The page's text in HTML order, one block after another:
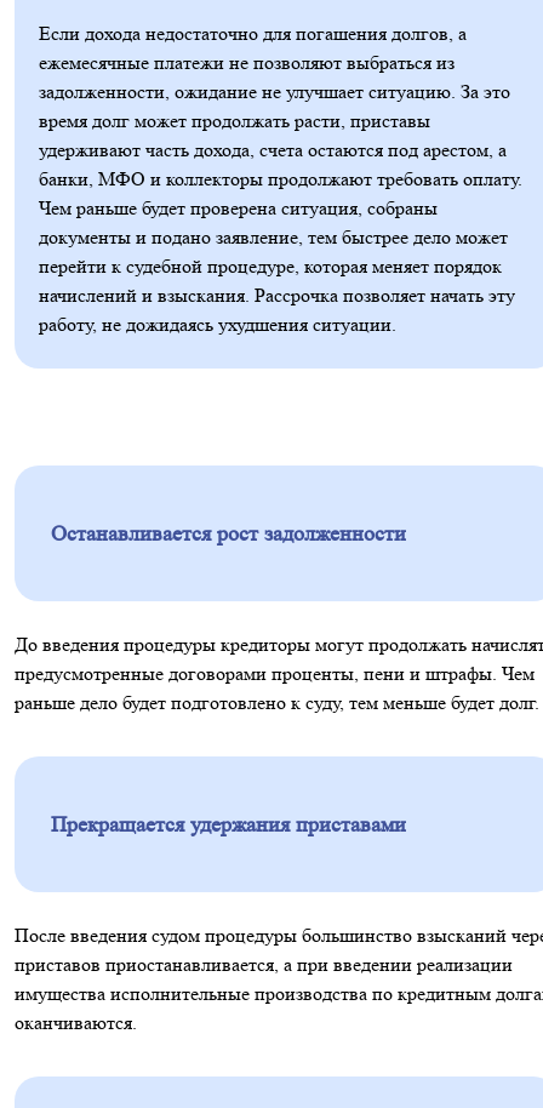
Если дохода недостаточно для погашения долгов, а
ежемесячные платежи не позволяют выбраться из
задолженности, ожидание не улучшает ситуацию. За это
время долг может продолжать расти, приставы
удерживают часть дохода, счета остаются под арестом, а
банки, МФО и коллекторы продолжают требовать оплату.
Чем раньше будет проверена ситуация, собраны
документы и подано заявление, тем быстрее дело может
перейти к судебной процедуре, которая меняет порядок
начислений и взыскания. Рассрочка позволяет начать эту
работу, не дожидаясь ухудшения ситуации.
Останавливается рост задолженности
До введения процедуры кредиторы могут продолжать
предусмотренные договорами проценты, пени и штрафы. Чем
раньше дело будет подготовлено к суду, тем меньше будет долг.
Прекращается удержания приставами
После введения судом процедуры большинство взысканий
приставов приостанавливается, а при введении реализации
имущества исполнительные производства по кредитным
оканчиваются.